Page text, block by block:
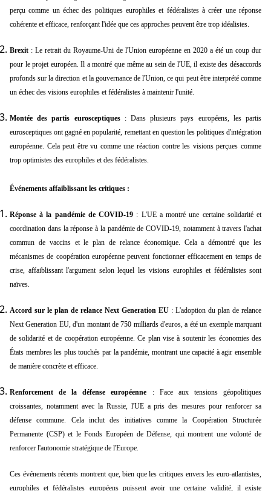
perçu comme un échec des politiques europhiles et fédéralistes à créer une réponse
cohérente et efficace, renforçant l'idée que ces approches peuvent être trop idéalistes.
Brexit : Le retrait du Royaume-Uni de l'Union européenne en 2020 a été un coup dur
pour le projet européen. Il a montré que même au sein de l'UE, il existe des désaccords
profonds sur la direction et la gouvernance de l'Union, ce qui peut être interprété comme
un échec des visions europhiles et fédéralistes à maintenir l'unité.
Montée des partis eurosceptiques: Dans plusieurs pays européens, les partis
eurosceptiques ont gagné en popularité, remettant en question les politiques d'intégration
européenne. Cela peut être vu comme une réaction contre les visions perçues comme
trop optimistes des europhiles et des fédéralistes.
Événements affaiblissant les critiques :
Réponse à la pandémie de COVID-19 : L'UE a montré une certaine solidarité et
coordination dans la réponse à la pandémie de COVID-19, notamment à travers l'achat
commun de vaccins et le plan de relance économique. Cela a démontré que les
mécanismes de coopération européenne peuvent fonctionner efficacement en temps de
crise, affaiblissant l'argument selon lequel les visions europhiles et fédéralistes sont
naïves.
Accord sur le plan de relance Next Generation EU : L'adoption du plan de relance
Next Generation EU, d'un montant de 750 milliards d'euros, a été un exemple marquant
de solidarité et de coopération européenne. Ce plan vise à soutenir les économies des
États membres les plus touchés par la pandémie, montrant une capacité à agir ensemble
de manière concrète et efficace.
Renforcement de la défense européenne : Face aux tensions géopolitiques
croissantes, notamment avec la Russie, l'UE a pris des mesures pour renforcer sa
défense commune. Cela inclut des initiatives comme la Coopération Structurée
Permanente (CSP) et le Fonds Européen de Défense, qui montrent une volonté de
renforcer l'autonomie stratégique de l'Europe.
Ces événements récents montrent que, bien que les critiques envers les euro-atlantistes,
europhiles et fédéralistes européens puissent avoir une certaine validité, il existe